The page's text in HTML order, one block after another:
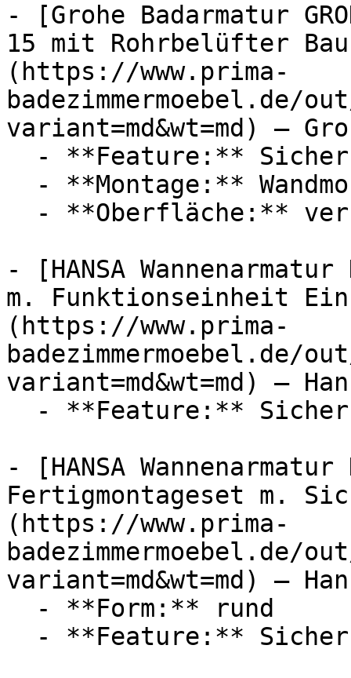
- [Grohe Badarmatur
15 mit Rohrbelüfter
(https://www.prima-
badezimmermoebel.de/
variant=md&wt=md) —
- [HANSA
m. Funktionseinheit
(https://www.prima-
badezimmermoebel.de/
variant=md&wt=md) —
- [HANSA
Fertigmontageset m.
(https://www.prima-
badezimmermoebel.de/
variant=md&wt=md) —